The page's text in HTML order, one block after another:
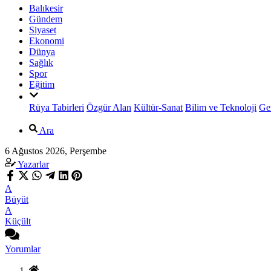
Balıkesir
Gündem
Siyaset
Ekonomi
Dünya
Sağlık
Spor
Eğitim
Rüya Tabirleri Özgür Alan Kültür-Sanat Bilim ve Teknoloji
Ara
6 Ağustos 2026, Perşembe
Yazarlar
A
Büyüt
A
Küçült
Yorumlar